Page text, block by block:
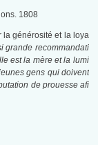
1808
la générosité et la loya
grande recommandati
est la mère et la lumi
gens qui doivent
de prouesse afi